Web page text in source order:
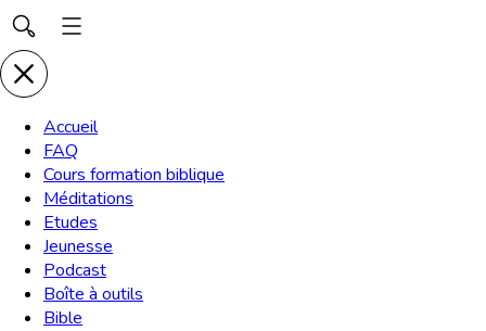
Accueil
FAQ
Cours formation biblique
Méditations
Etudes
Jeunesse
Podcast
Boîte à outils
Bible